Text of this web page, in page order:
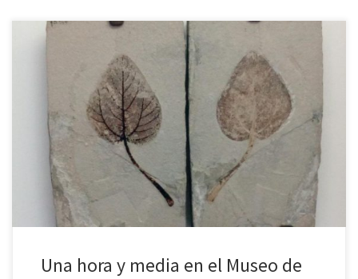
Italia está llena de museos espléndidos: la galería Uffizi, los
museos vaticanos, el arqueológico de Nápoles, la Ambrosiana de
Milán, el egipcio de Turín y otros muchos que darían para largos
comentarios, pero, aunque menos reconocidos, Italia también
cuenta también con excelentes museos de ciencias. Por eso, en
esta crónica […]
Una hora y media en el Museo de